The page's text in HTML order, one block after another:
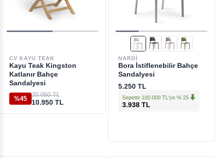
CV KAYU TEAK
Kayu Teak Kingston
Katlanır Bahçe
Sandalyesi
%45
20.050 TL
10.950 TL
NARDI
Bora İstiflenebilir Bahçe
Sandalyesi
5.250 TL
Sepette 100.000 TL'ye % 25
3.938 TL